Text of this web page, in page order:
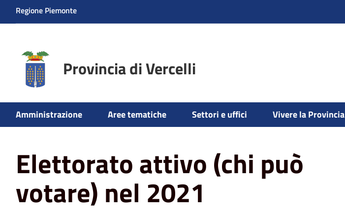
Regione Piemonte
Provincia di Vercelli
Amministrazione Aree tematiche Settori e uffici Vivere la Provincia
Home Elettorato attivo (chi può votare) nel 2021
Elettorato attivo (chi può
votare) nel 2021